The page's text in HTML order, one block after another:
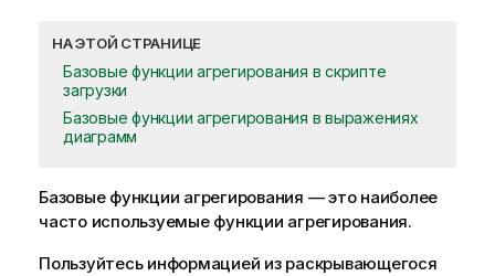
НА ЭТОЙ СТРАНИЦЕ
Базовые функции агрегирования в скрипте
загрузки
Базовые функции агрегирования в выражениях
диаграмм
Базовые функции агрегирования — это наиболее
часто используемые функции агрегирования.
Пользуйтесь информацией из раскрывающегося